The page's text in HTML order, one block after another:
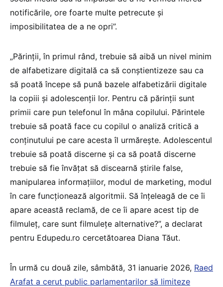
notificările, ore foarte multe petrecute și
imposibilitatea de a ne opri”.
„Părinții, în primul rând, trebuie să aibă un nivel minim
de alfabetizare digitală ca să conștientizeze sau ca
să poată începe să pună bazele alfabetizării digitale
la copiii și adolescenții lor. Pentru că părinții sunt
primii care pun telefonul în mâna copilului. Părintele
trebuie să poată face cu copilul o analiză critică a
conținutului pe care acesta îl urmărește. Adolescentul
trebuie să poată discerne și ca să poată discerne
trebuie să fie învățat să discearnă știrile false,
manipularea informațiilor, modul de marketing, modul
în care funcționează algoritmii. Să înțeleagă de ce îi
apare această reclamă, de ce îi apare acest tip de
filmuleț, care sunt filmulețe alternative?”, a declarat
pentru Edupedu.ro cercetătoarea Diana Tăut.
În urmă cu două zile, sâmbătă, 31 ianuarie 2026, Raed
Arafat a cerut public parlamentarilor să limiteze